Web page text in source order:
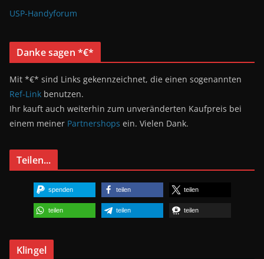
USP-Handyforum
Danke sagen *€*
Mit *€* sind Links gekennzeichnet, die einen sogenannten
Ref-Link benutzen.
Ihr kauft auch weiterhin zum unveränderten Kaufpreis bei
einem meiner Partnershops ein. Vielen Dank.
Teilen...
spenden teilen teilen
teilen teilen teilen
Klingel